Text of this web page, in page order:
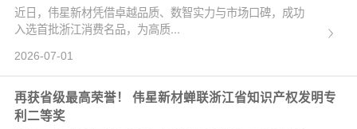
近日，伟星新材凭借卓越品质、数智实力与市场口碑，成功
入选首批浙江消费名品，为高质...
2026-07-01
再获省级最高荣誉！ 伟星新材蝉联浙江省知识产权发明专
利二等奖